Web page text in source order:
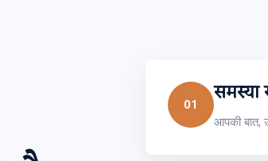
01
आपकी बात,